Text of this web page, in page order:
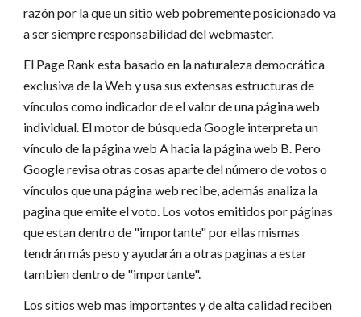
razón por la que un sitio web pobremente posicionado va
a ser siempre responsabilidad del webmaster.
El Page Rank esta basado en la naturaleza democrática
exclusiva de la Web y usa sus extensas estructuras de
vínculos como indicador de el valor de una página web
individual. El motor de búsqueda Google interpreta un
vínculo de la página web A hacia la página web B. Pero
Google revisa otras cosas aparte del número de votos o
vínculos que una página web recibe, además analiza la
pagina que emite el voto. Los votos emitidos por páginas
que estan dentro de "importante" por ellas mismas
tendrán más peso y ayudarán a otras paginas a estar
tambien dentro de "importante".
Los sitios web mas importantes y de alta calidad reciben